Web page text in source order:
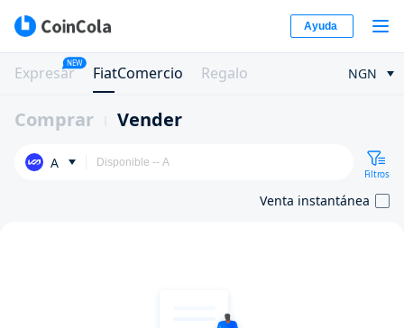
Ayuda
Expresar
NEW
FiatComercio Regalo NGN
Comprar Vender
A
Filtros
Venta instantánea